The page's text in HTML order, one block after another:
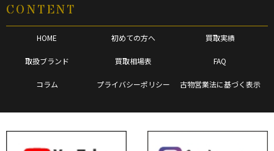
CONTENT
HOME 初めての方へ 買取実績
取扱ブランド 買取相場表 FAQ
コラム プライバシーポリシー 古物営業法に基づく表示